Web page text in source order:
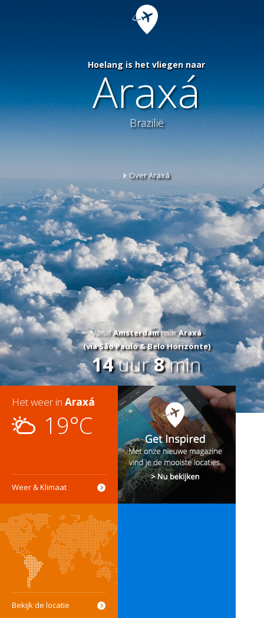
Hoelang is het vliegen naar
Araxá
Brazilië
Over Araxá
VanafAmsterdamnaarAraxá
(via São Paulo & Belo Horizonte)
14uur8min
Het weer in Araxá
19°C
Weer & Klimaat
Bekijk de locatie